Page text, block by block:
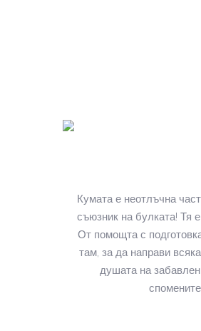
Кумата е неотлъчна
съюзник на булката! Тя
От помощта с
там, за да направи
душата на